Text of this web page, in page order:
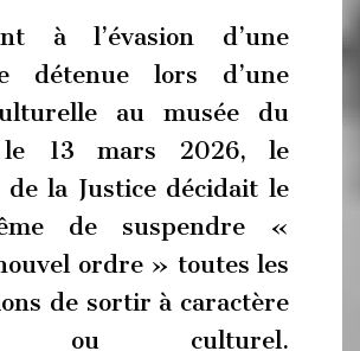
à l’évasion d’une
détenue lors d’une
au musée du
le 13 mars 2026, le
la Justice décidait le
de suspendre «
ordre » toutes les
de sortir à caractère
ou culturel.